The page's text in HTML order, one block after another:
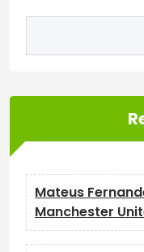
Mateus
Manchester